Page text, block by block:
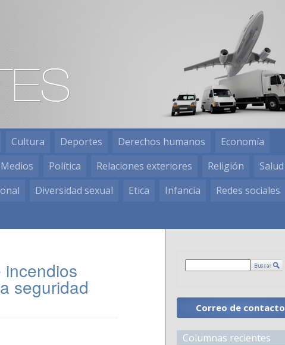
Cultura Deportes Derechos humanos
Economía
Medios Política Relaciones exteriores Religión
Salud
Diversidad sexual Etica Infancia
Redes sociales
seguridad
Correo de contacto
Columnas recientes